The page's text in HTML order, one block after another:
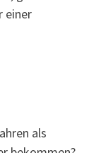
einer
als